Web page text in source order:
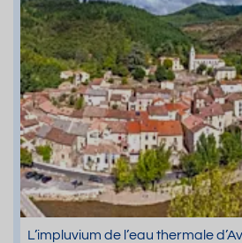
L’impluvium de l’eau thermale